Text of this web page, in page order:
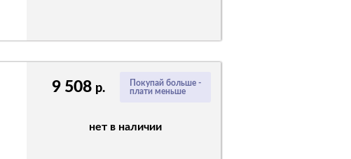
Покупай больше -
плати меньше
9 508 р.
нет в наличии